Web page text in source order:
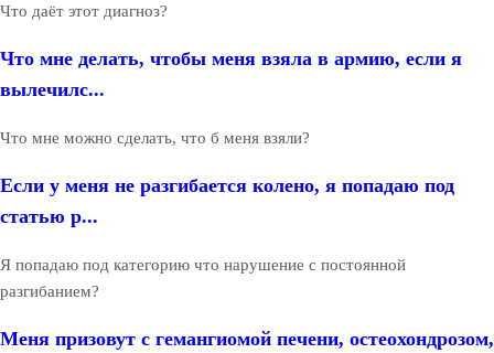
Что даёт этот диагноз?
Что мне делать, чтобы меня взяла в армию, если я
вылечилс...
Что мне можно сделать, что б меня взяли?
Если у меня не разгибается колено, я попадаю под
статью р...
Я попадаю под категорию что нарушение с постоянной
разгибанием?
Меня призовут с гемангиомой печени, остеохондрозом,